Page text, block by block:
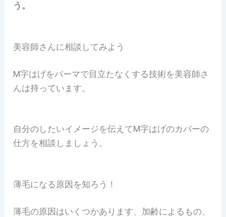
う。
美容師さんに相談してみよう
M字はげをパーマで目立たなくする技術を美容師さ
んは持っています。
自分のしたいイメージを伝えてM字はげのカバーの
仕方を相談しましょう。
薄毛になる原因を知ろう！
薄毛の原因はいくつかあります、加齢によるもの、